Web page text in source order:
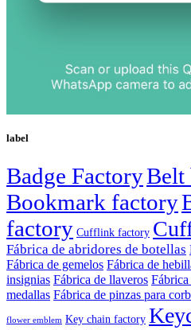
label
Badge FactoryBelt
Bookmark factory
factory Cufflink factory
Fábrica de abridores de botellas
Fábrica de gemelos Fábrica de
insignias Fábrica de llaveros Fábrica
medallas Fábrica de pinzas para
flower emblem Key chain factory